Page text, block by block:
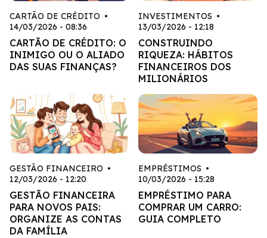
CARTÃO DE CRÉDITO •
14/03/2026 - 08:36
CARTÃO DE CRÉDITO: O
INIMIGO OU O ALIADO
DAS SUAS FINANÇAS?
INVESTIMENTOS •
13/03/2026 - 12:18
CONSTRUINDO
RIQUEZA: HÁBITOS
FINANCEIROS DOS
MILIONÁRIOS
GESTÃO FINANCEIRO •
12/03/2026 - 12:20
GESTÃO FINANCEIRA
PARA NOVOS PAIS:
ORGANIZE AS CONTAS
DA FAMÍLIA
EMPRÉSTIMOS •
10/03/2026 - 15:28
EMPRÉSTIMO PARA
COMPRAR UM CARRO:
GUIA COMPLETO